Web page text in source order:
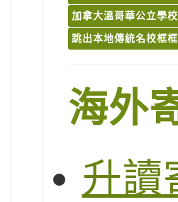
加拿大溫哥華公立學
跳出本地傳統名校框
海外
升讀